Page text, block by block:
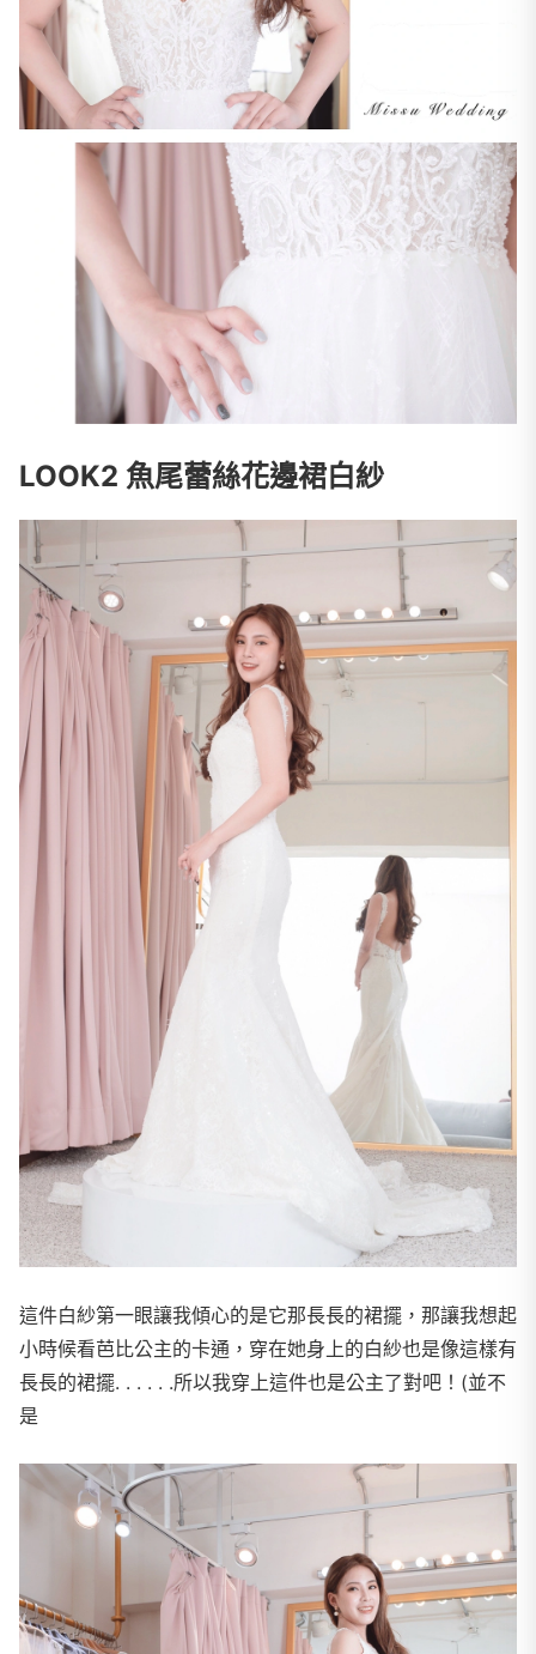
LOOK2 魚尾蕾絲花邊裙白紗
​​這件白紗第一眼讓我傾心的是它那長長的裙擺，那讓我想起
小時候看芭比公主的卡通，穿在她身上的白紗也是像這樣有
長長的裙擺. . . . . .所以我穿上這件也是公主了對吧！(並不
是